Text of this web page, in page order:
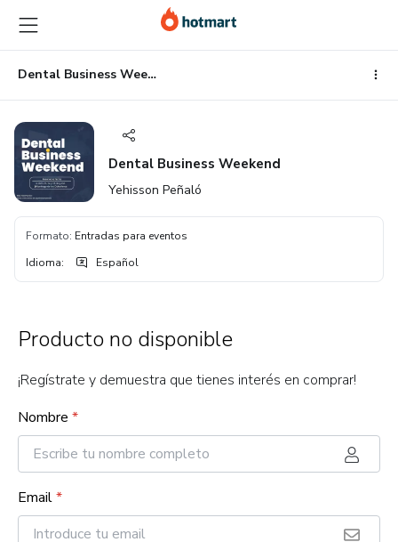
contenido
principal
la
página
de
pie
página
Dental Business Weekend
Dental Business Weekend
Yehisson Peñaló
Formato: Entradas para eventos
Idioma: Español
Producto no disponible
¡Regístrate y demuestra que tienes interés en comprar!
Nombre *
Email*